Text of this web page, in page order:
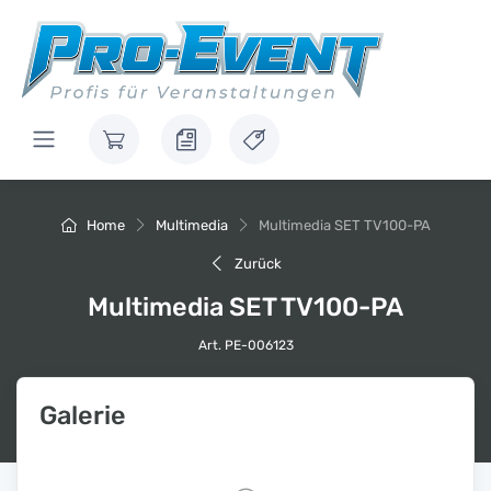
Home Multimedia Multimedia SET TV100-PA
Zurück
Multimedia SET TV100-PA
Art. PE-006123
Galerie